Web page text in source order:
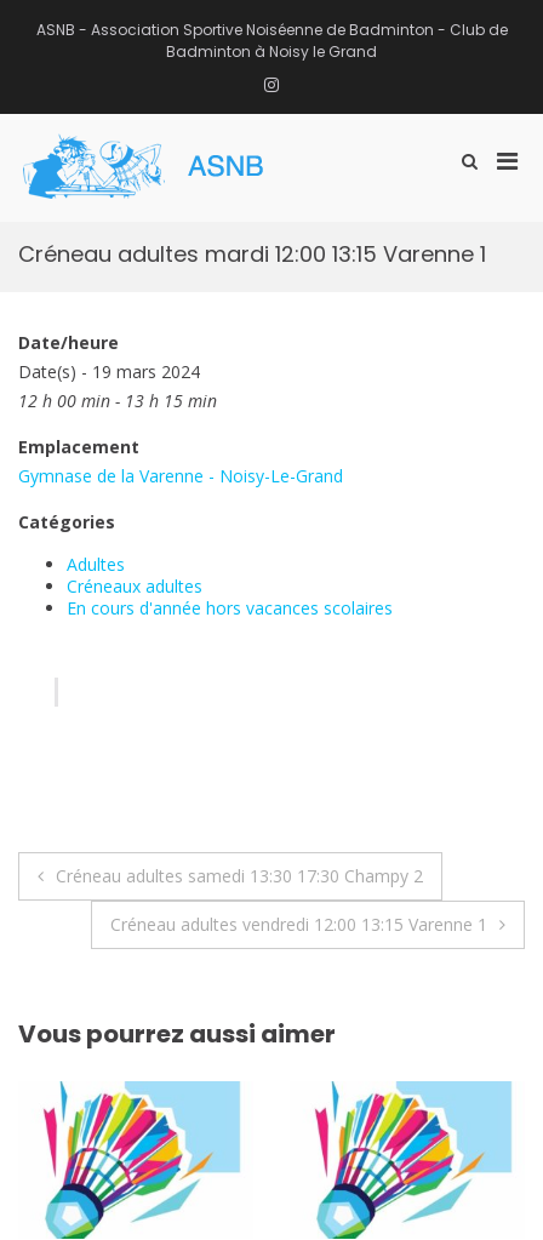
ASNB - Association Sportive Noiséenne de Badminton - Club de
Badminton à Noisy le Grand
Instagram
Afficher
recherche
Créneau adultes mardi 12:00 13:15 Varenne 1
Date/heure
Date(s) - 19 mars 2024
12 h 00 min - 13 h 15 min
Emplacement
Gymnase de la Varenne - Noisy-Le-Grand
Catégories
Adultes
Créneaux adultes
En cours d'année hors vacances scolaires
Navigation
Créneau adultes samedi 13:30 17:30 Champy 2
Créneau adultes vendredi 12:00 13:15 Varenne 1
Vous pourrez aussi aimer